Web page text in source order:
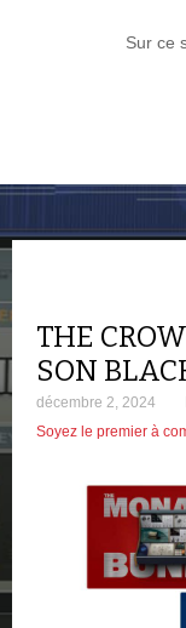
Sur ce
Bons
THE
SON
décembre 2, 2024
Soyez le premier à